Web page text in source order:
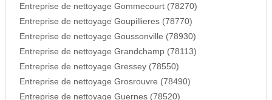
Entreprise de nettoyage Gommecourt (78270)
Entreprise de nettoyage Goupillieres (78770)
Entreprise de nettoyage Goussonville (78930)
Entreprise de nettoyage Grandchamp (78113)
Entreprise de nettoyage Gressey (78550)
Entreprise de nettoyage Grosrouvre (78490)
Entreprise de nettoyage Guernes (78520)